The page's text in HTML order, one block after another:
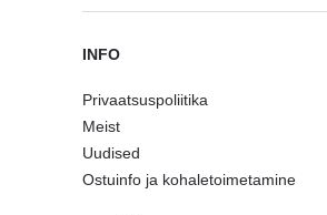
INFO
Privaatsuspoliitika
Meist
Uudised
Ostuinfo ja kohaletoimetamine